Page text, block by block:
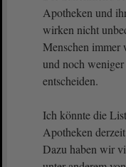
Apotheken und
wirken nicht
Menschen immer
und noch
entscheiden.
Ich könnte die
Apotheken
Dazu haben wir